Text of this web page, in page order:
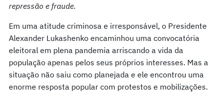
repressão e fraude.
Em uma atitude criminosa e irresponsável, o Presidente
Alexander Lukashenko encaminhou uma convocatória
eleitoral em plena pandemia arriscando a vida da
população apenas pelos seus próprios interesses. Mas a
situação não saiu como planejada e ele encontrou uma
enorme resposta popular com protestos e mobilizações.